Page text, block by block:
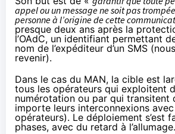
appel ou un message ne soit pas
personne à l’origine de cette
presque deux ans après la
l’OAdC, un identifiant permettant
nom de l’expéditeur d’un SMS
revenir).
Dans le cas du MAN, la cible est
tous les opérateurs qui exploitent
numérotation ou par qui transitent
importe leurs interconnexions
opérateurs). Le déploiement s’est
phases, avec du retard à l’allumage.